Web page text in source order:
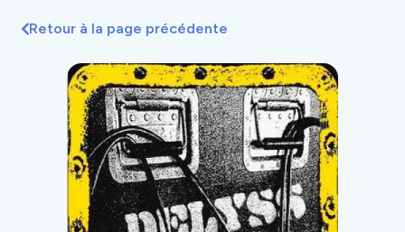
Retour à la page précédente